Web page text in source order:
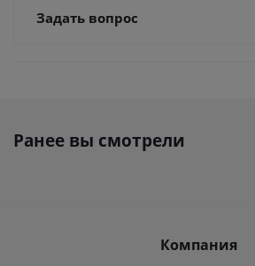
Задать вопрос
Ранее вы смотрели
Компания